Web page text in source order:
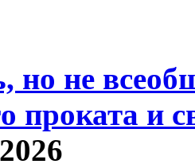
но не
проката и